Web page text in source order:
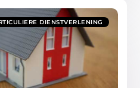
DIENSTVERLENING